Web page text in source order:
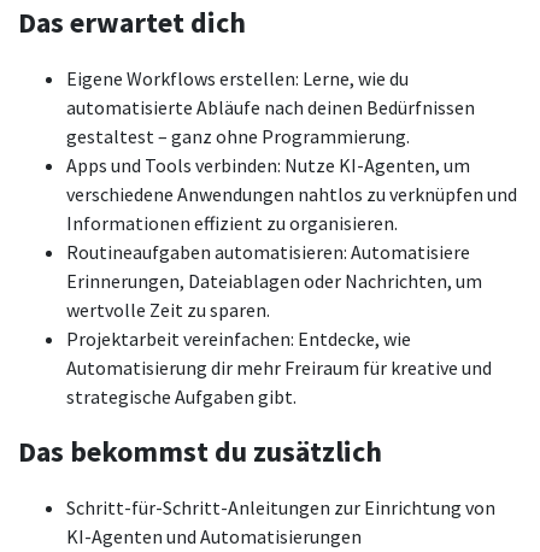
Das erwartet dich
Eigene Workflows erstellen: Lerne, wie du
automatisierte Abläufe nach deinen Bedürfnissen
gestaltest – ganz ohne Programmierung.
Apps und Tools verbinden: Nutze KI-Agenten, um
verschiedene Anwendungen nahtlos zu verknüpfen und
Informationen effizient zu organisieren.
Routineaufgaben automatisieren: Automatisiere
Erinnerungen, Dateiablagen oder Nachrichten, um
wertvolle Zeit zu sparen.
Projektarbeit vereinfachen: Entdecke, wie
Automatisierung dir mehr Freiraum für kreative und
strategische Aufgaben gibt.
Das bekommst du zusätzlich
Schritt-für-Schritt-Anleitungen zur Einrichtung von
KI-Agenten und Automatisierungen